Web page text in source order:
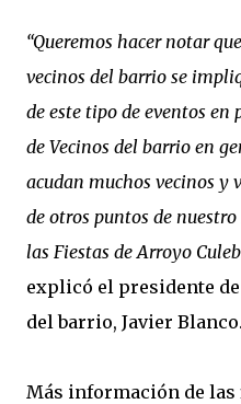
“Queremos hacer notar
vecinos del barrio se
de este tipo de eventos
de Vecinos del barrio en
acudan muchos vecinos y
de otros puntos de
las Fiestas de Arroyo
explicó el presidente
del barrio, Javier Blanco.
Más información de las